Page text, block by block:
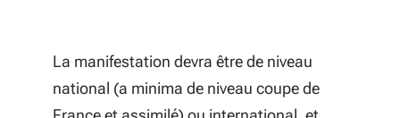
La manifestation devra être de niveau
national (a minima de niveau coupe de